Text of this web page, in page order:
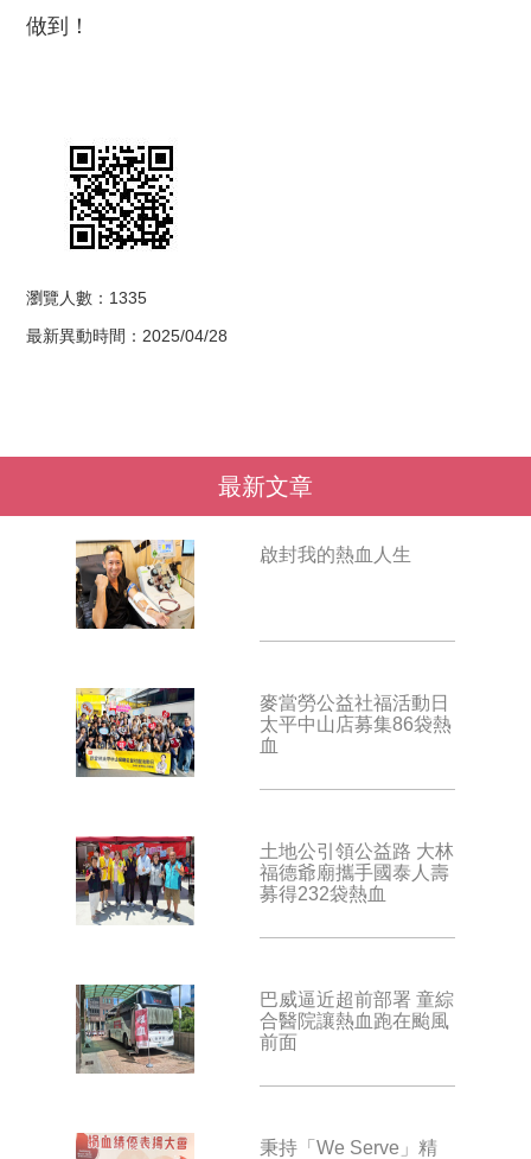
做到！
瀏覽人數：1335
最新異動時間：2025/04/28
最新文章
啟封我的熱血人生
麥當勞公益社福活動日
太平中山店募集86袋熱
血
土地公引領公益路 大林
福德爺廟攜手國泰人壽
募得232袋熱血
巴威逼近超前部署 童綜
合醫院讓熱血跑在颱風
前面
秉持「We Serve」精